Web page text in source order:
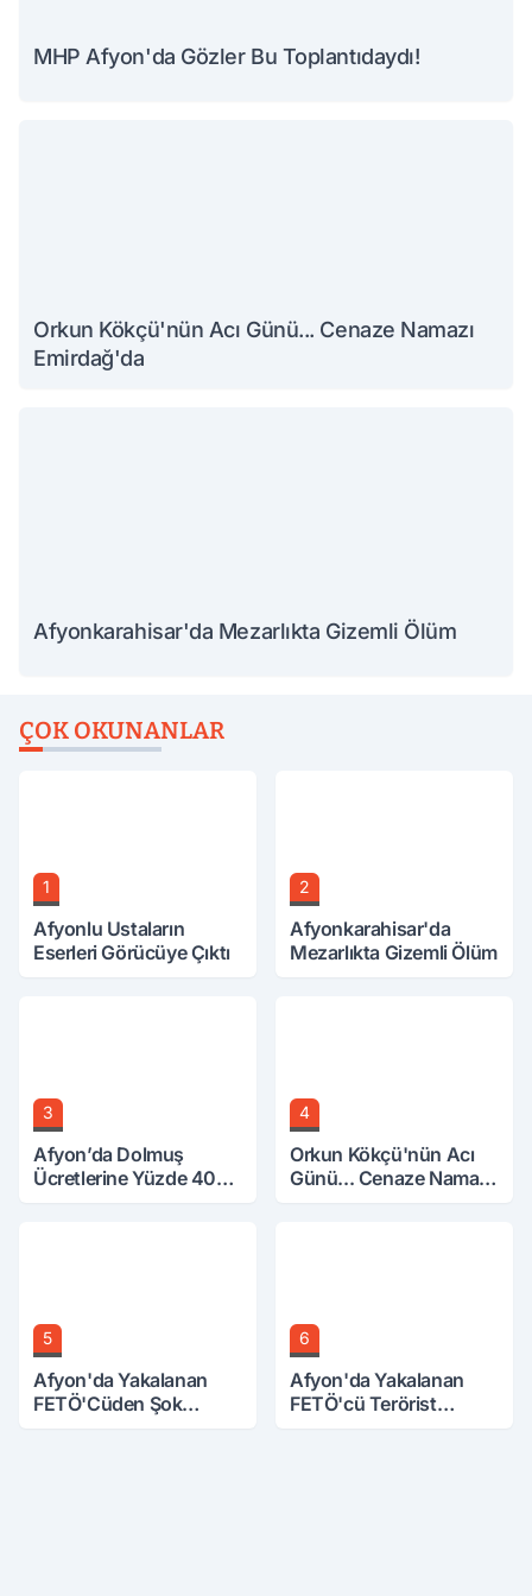
MHP Afyon'da Gözler Bu Toplantıdaydı!
Orkun Kökçü'nün Acı Günü... Cenaze Namazı
Emirdağ'da
Afyonkarahisar'da Mezarlıkta Gizemli Ölüm
ÇOK OKUNANLAR
1
Afyonlu Ustaların
Eserleri Görücüye Çıktı
2
Afyonkarahisar'da
Mezarlıkta Gizemli Ölüm
3
Afyon’da Dolmuş
Ücretlerine Yüzde 40
4
Orkun Kökçü'nün Acı
Günü... Cenaze Namazı
5
Afyon'da Yakalanan
FETÖ'Cüden Şok
6
Afyon'da Yakalanan
FETÖ'cü Terörist